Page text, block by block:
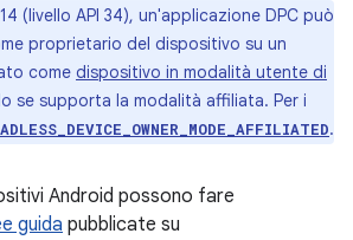
(livello API 34), un'applicazione DPC può
proprietario del dispositivo su un
come dispositivo in modalità utente di
se supporta la modalità affiliata. Per i
.
Android possono fare
guida pubblicate su